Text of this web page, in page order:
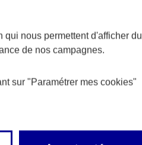
nous permettent d'afficher du
de nos campagnes.
sur "Paramétrer mes cookies"